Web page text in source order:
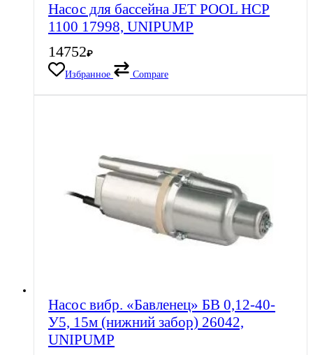
Насос для бассейна JET POOL HCP
1100 17998, UNIPUMP
14752₽
Избранное
Compare
Насос вибр. «Бавленец» БВ 0,12-40-
У5, 15м (нижний забор) 26042,
UNIPUMP